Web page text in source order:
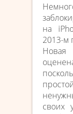
на
2013-м
своих